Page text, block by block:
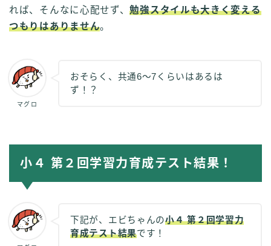
れば、そんなに心配せず、勉強スタイルも大きく変える
つもりはありません。
マグロ
おそらく、共通6～7くらいはあるは
ず！？
小４ 第２回学習力育成テスト結果！
下記が、エビちゃんの小４ 第２回学習力
育成テスト結果です！